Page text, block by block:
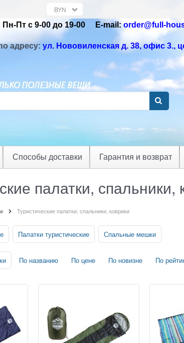
Пт с 9-00 до 19-00 Е-mail:order@full-
адресу: ул. Нововиленская д. 38, офис 3.,
Способы доставки Гарантия и возврат
палатки, спальники,
Туристические палатки, спальники, коврики
Палатки туристические Спальные мешки
По названию По цене По новизне По